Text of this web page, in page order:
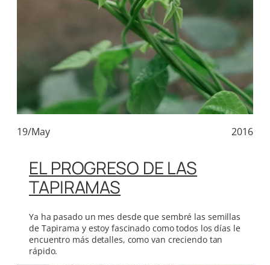
19/May 2016
EL PROGRESO DE LAS
TAPIRAMAS
Ya ha pasado un mes desde que sembré las semillas
de Tapirama y estoy fascinado como todos los días le
encuentro más detalles, como van creciendo tan
rápido.